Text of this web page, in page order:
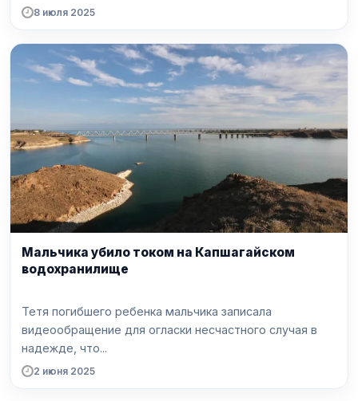
8 июля 2025
Мальчика убило током на Капшагайском
водохранилище
Тетя погибшего ребенка мальчика записала
видеообращение для огласки несчастного случая в
надежде, что...
2 июня 2025